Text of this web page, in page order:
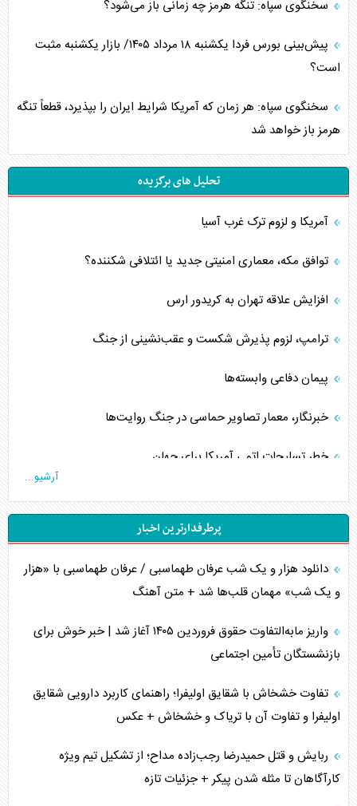
سخنگوی سپاه: تنگه هرمز چه زمانی باز می‌شود؟
پیش‌بینی بورس فردا یکشنبه ۱۸ مرداد ۱۴۰۵/ بازار یکشنبه مثبت
است؟
سخنگوی سپاه: هر زمان که آمریکا شرایط ایران را بپذیرد، قطعاً تنگه
هرمز باز خواهد شد
تحلیل های برگزیده
آمریکا و لزوم ترک غرب آسیا
توافق مکه، معماری امنیتی جدید یا ائتلافی شکننده؟
افزایش علاقه تهران به کریدور ارس
ترامپ، لزوم پذیرش شکست و عقب‌نشینی از جنگ
پیمان دفاعی‌ وابسته‌ها
خبرنگار، معمار تصاویر حماسی در جنگ روایت‌ها
خطر تسلیحات اتمی آمریکا برای جهان
چگونه عربستان برابر ایران دچار خطای محاسباتی شد؟
جاده ابریشم فضایی/ نفوذ راهبردی و فرازمینی چین
انصارالله و تثبیت معادله «محاصره برابر محاصره»
مصالحه نافرجام سعودی – اماراتی
محدودیت صادرات نفت عربستان
چگونه مقاومت صحنه جنگ را تغییر می‌دهد؟
آرشیو...
پرطرفدارترین اخبار
دانلود هزار و یک شب عرفان طهماسبی / عرفان طهماسبی با «هزار
و یک شب» مهمان قلب‌ها شد + متن آهنگ
واریز مابه‌التفاوت حقوق فروردین ۱۴۰۵ آغاز شد | خبر خوش برای
بازنشستگان تأمین اجتماعی
تفاوت خشخاش با شقایق اولیفرا؛ راهنمای کاربرد دارویی شقایق
اولیفرا و تفاوت آن با تریاک و خشخاش + عکس
ربایش و قتل حمیدرضا رجب‌زاده مداح؛ از تشکیل تیم ویژه
کارآگاهان تا مثله شدن پیکر + جزئیات تازه